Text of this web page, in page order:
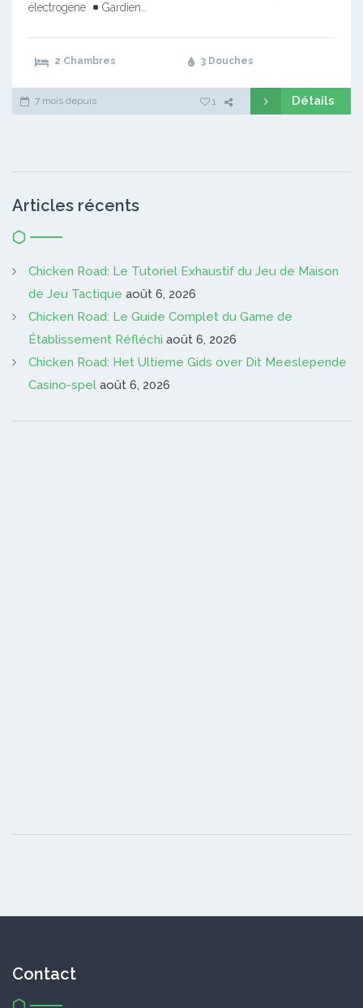
électrogène
Gardien…
2 Chambres 3 Douches
7 mois depuis 1 Détails
Articles récents
Chicken Road: Le Tutoriel Exhaustif du Jeu de Maison
de Jeu Tactique août 6, 2026
Chicken Road: Le Guide Complet du Game de
Établissement Réfléchi août 6, 2026
Chicken Road: Het Ultieme Gids over Dit Meeslepende
Casino-spel août 6, 2026
Contact